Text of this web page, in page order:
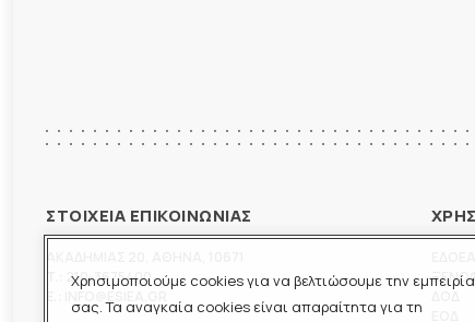
Χρησιμοποιούμε cookies για να βελτιώσουμε την εμπειρία
σας. Τα αναγκαία cookies είναι απαραίτητα για τη
ΣΤΟΙΧΕΙΑ ΕΠΙΚΟΙΝΩΝΙΑΣ
210-3675400